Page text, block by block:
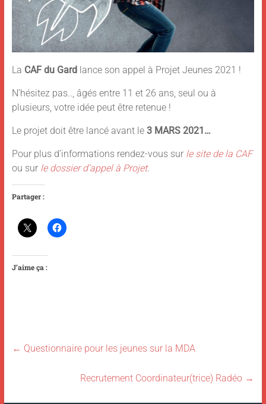
La CAF du Gard lance son appel à Projet Jeunes 2021 !
N’hésitez pas.., âgés entre 11 et 26 ans, seul ou à
plusieurs, votre idée peut être retenue !
Le projet doit être lancé avant le 3 MARS 2021…
Pour plus d’informations rendez-vous sur le site de la CAF
ou sur le dossier d’appel à Projet.
Partager :
J’aime ça :
← Questionnaire pour les jeunes sur la MDA
Recrutement Coordinateur(trice) Radéo →